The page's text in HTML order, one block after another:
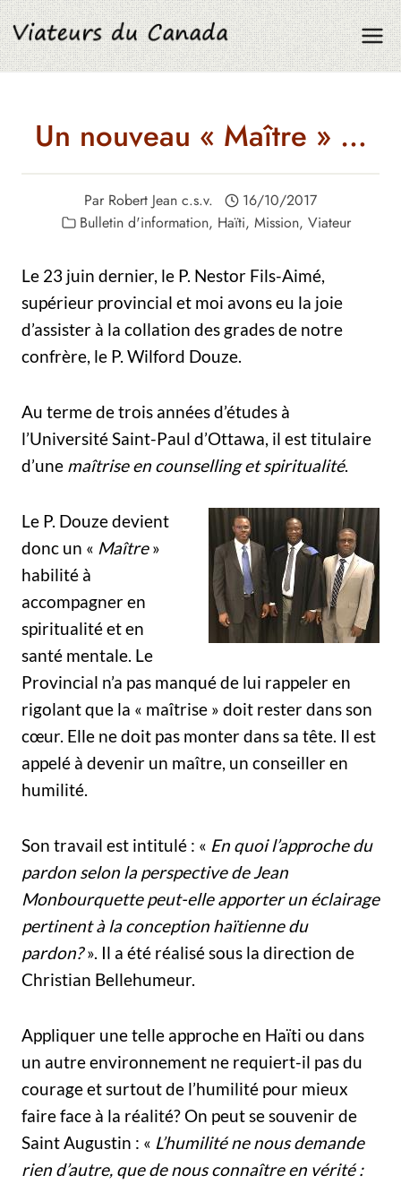
Aller
au
contenu
Un nouveau « Maître » …
Par Robert Jean c.s.v.
16/10/2017
Bulletin d'information, Haïti,Mission,Viateur
Le 23 juin dernier, le P. Nestor Fils-Aimé,
supérieur provincial et moi avons eu la joie
d’assister à la collation des grades de notre
confrère, le P. Wilford Douze.
Au terme de trois années d’études à
l’Université Saint-Paul d’Ottawa, il est titulaire
d’une maîtrise en counselling et spiritualité.
Le P. Douze devient
donc un « Maître»
habilité à
accompagner en
spiritualité et en
santé mentale. Le
Provincial n’a pas manqué de lui rappeler en
rigolant que la « maîtrise » doit rester dans son
cœur. Elle ne doit pas monter dans sa tête. Il est
appelé à devenir un maître, un conseiller en
humilité.
Son travail est intitulé : « En quoi l’approche du
pardon selon la perspective de Jean
Monbourquette peut-elle apporter un éclairage
pertinent à la conception haïtienne du
pardon?». Il a été réalisé sous la direction de
Christian Bellehumeur.
Appliquer une telle approche en Haïti ou dans
un autre environnement ne requiert-il pas du
courage et surtout de l’humilité pour mieux
faire face à la réalité? On peut se souvenir de
Saint Augustin : « L’humilité ne nous demande
rien d’autre, que de nous connaître en vérité :